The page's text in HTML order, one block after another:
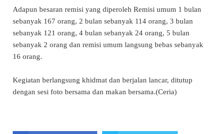
Adapun besaran remisi yang diperoleh Remisi umum 1 bulan
sebanyak 167 orang, 2 bulan sebanyak 114 orang, 3 bulan
sebanyak 121 orang, 4 bulan sebanyak 24 orang, 5 bulan
sebanyak 2 orang dan remisi umum langsung bebas sebanyak
16 orang.
Kegiatan berlangsung khidmat dan berjalan lancar, ditutup
dengan sesi foto bersama dan makan bersama.(Ceria)